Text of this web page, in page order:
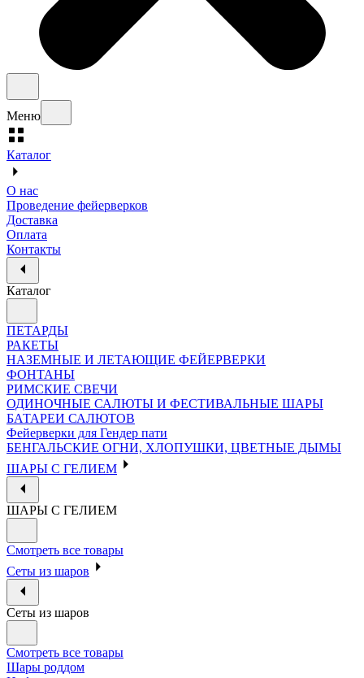
Меню
Каталог
О нас
Проведение фейерверков
Доставка
Оплата
Контакты
Каталог
ПЕТАРДЫ
РАКЕТЫ
НАЗЕМНЫЕ И ЛЕТАЮЩИЕ ФЕЙЕРВЕРКИ
ФОНТАНЫ
РИМСКИЕ СВЕЧИ
ОДИНОЧНЫЕ САЛЮТЫ И ФЕСТИВАЛЬНЫЕ ШАРЫ
БАТАРЕИ САЛЮТОВ
Фейерверки для Гендер пати
БЕНГАЛЬСКИЕ ОГНИ, ХЛОПУШКИ, ЦВЕТНЫЕ ДЫМЫ
ШАРЫ С ГЕЛИЕМ
ШАРЫ С ГЕЛИЕМ
Смотреть все товары
Сеты из шаров
Сеты из шаров
Смотреть все товары
Шары роддом